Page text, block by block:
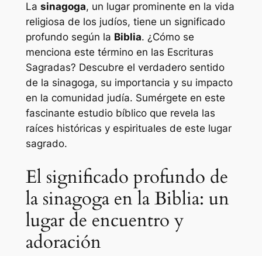
La sinagoga, un lugar prominente en la vida
religiosa de los judíos, tiene un significado
profundo según la Biblia. ¿Cómo se
menciona este término en las Escrituras
Sagradas? Descubre el verdadero sentido
de la sinagoga, su importancia y su impacto
en la comunidad judía. Sumérgete en este
fascinante estudio bíblico que revela las
raíces históricas y espirituales de este lugar
sagrado.
El significado profundo de
la sinagoga en la Biblia: un
lugar de encuentro y
adoración